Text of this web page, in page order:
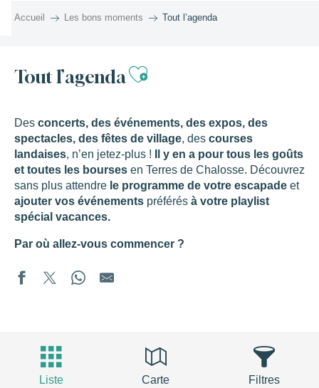
Accueil Les bons moments Tout l’agenda
Tout l’agendaAjouter aux
Des concerts, des événements, des expos, des
spectacles, des fêtes de village, des courses
landaises, n’en jetez-plus !
Il y en a pour tous les goûts
et toutes les bourses en Terres de Chalosse. Découvrez
sans plus attendre le programme de votre escapade et
ajouter vos événements préférés à votre playlist
spécial vacances.
Par où allez-vous commencer ?
Liste Carte Filtres